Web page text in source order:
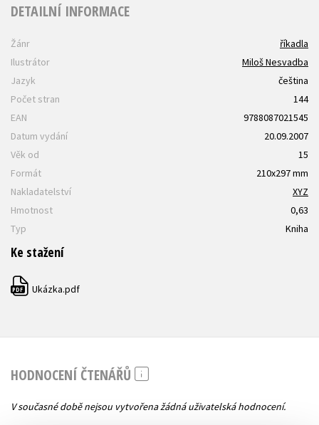
DETAILNÍ INFORMACE
Žánr
říkadla
Ilustrátor
Miloš Nesvadba
Jazyk
čeština
Počet stran
144
EAN
9788087021545
Datum vydání
20.09.2007
Věk od
15
Formát
210x297 mm
Nakladatelství
XYZ
Hmotnost
0,63
Typ
Kniha
Ke stažení
PDF Ukázka.pdf
HODNOCENÍ ČTENÁŘŮ
V současné době nejsou vytvořena žádná uživatelská hodnocení.